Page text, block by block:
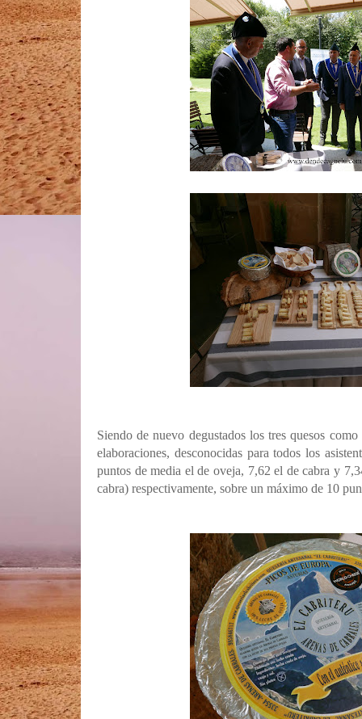
Siendo de nuevo degustados los tres quesos
elaboraciones, desconocidas para todos los
puntos de media el de oveja, 7,62 el de cabra y
cabra) respectivamente, sobre un máximo de 10